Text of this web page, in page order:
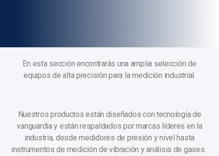
En esta sección encontrarás una amplia selección de
equipos de alta precisión para la medición industrial.
Nuestros productos están diseñados con tecnología de
vanguardia y están respaldados por marcas líderes en la
industria, desde medidores de presión y nivel hasta
instrumentos de medición de vibración y análisis de gases.